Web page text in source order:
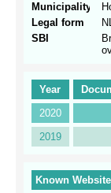
Year
2020
2019
Municipality
Legal form
SBI
Known